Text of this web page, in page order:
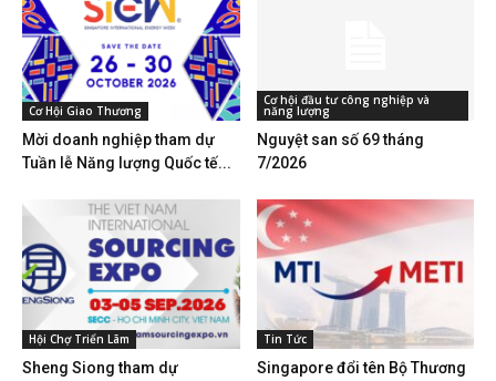
Cơ Hội Giao Thương
Mời doanh nghiệp tham dự
Tuần lễ Năng lượng Quốc tế...
Cơ hội đầu tư công nghiệp và
năng lượng
Nguyệt san số 69 tháng
7/2026
Hội Chợ Triển Lãm
Sheng Siong tham dự
Tin Tức
Singapore đổi tên Bộ Thương